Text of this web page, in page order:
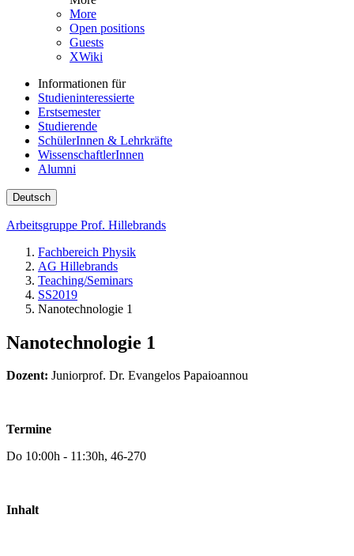
More
Open positions
Guests
XWiki
Informationen für
Studieninteressierte
Erstsemester
Studierende
SchülerInnen & Lehrkräfte
WissenschaftlerInnen
Alumni
Deutsch
Arbeitsgruppe Prof. Hillebrands
Fachbereich Physik
AG Hillebrands
Teaching/Seminars
SS2019
Nanotechnologie 1
Nanotechnologie 1
Dozent: Juniorprof. Dr. Evangelos Papaioannou
Termine
Do 10:00h - 11:30h, 46-270
Inhalt